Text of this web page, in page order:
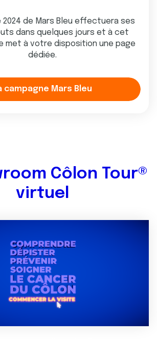
2024 de Mars Bleu effectuera ses
dans quelques jours et à cet
met à votre disposition une page
dédiée.
campagne Mars Bleu
Côlon Tour®
virtuel